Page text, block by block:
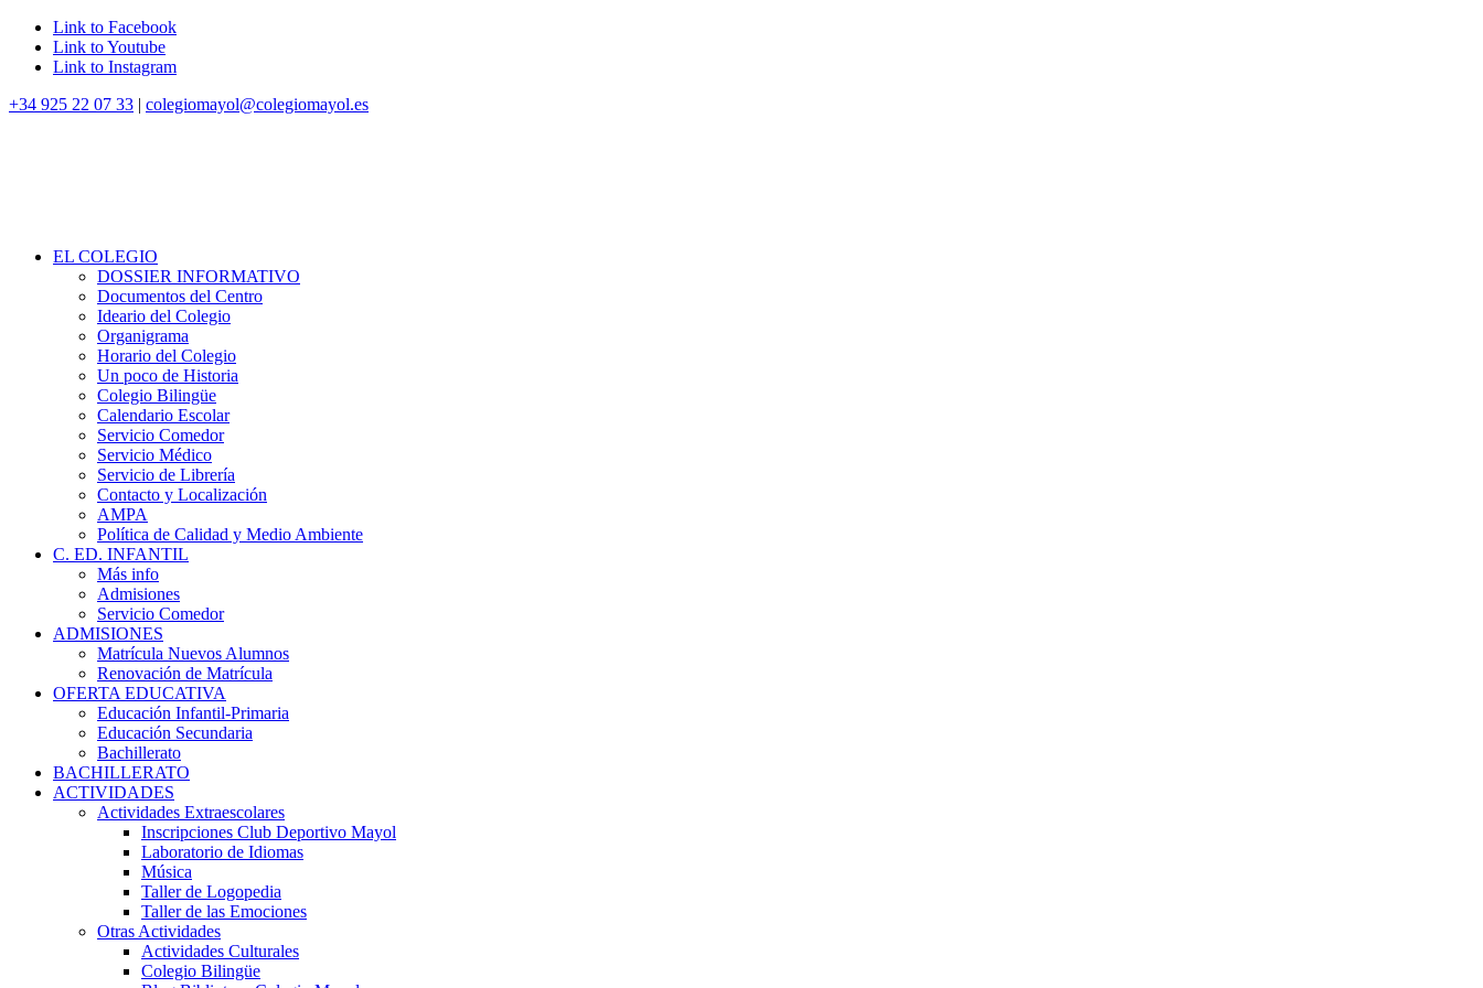
Link to Facebook
Link to Youtube
Link to Instagram
+34 925 22 07 33 | colegiomayol@colegiomayol.es
EL COLEGIO
DOSSIER INFORMATIVO
Documentos del Centro
Ideario del Colegio
Organigrama
Horario del Colegio
Un poco de Historia
Colegio Bilingüe
Calendario Escolar
Servicio Comedor
Servicio Médico
Servicio de Librería
Contacto y Localización
AMPA
Política de Calidad y Medio Ambiente
C. ED. INFANTIL
Más info
Admisiones
Servicio Comedor
ADMISIONES
Matrícula Nuevos Alumnos
Renovación de Matrícula
OFERTA EDUCATIVA
Educación Infantil-Primaria
Educación Secundaria
Bachillerato
BACHILLERATO
ACTIVIDADES
Actividades Extraescolares
Inscripciones Club Deportivo Mayol
Laboratorio de Idiomas
Música
Taller de Logopedia
Taller de las Emociones
Otras Actividades
Actividades Culturales
Colegio Bilingüe